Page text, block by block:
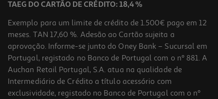
TAEG DO CARTÃO DE CRÉDITO: 18,4 %
Exemplo para um limite de crédito de 1.500€ pago em 12
meses. TAN 17,60 %. Adesão ao Cartão sujeita a
aprovação. Informe-se junto do Oney Bank – Sucursal em
Portugal, registado no Banco de Portugal com o nº 881. A
Auchan Retail Portugal, S.A. atua na qualidade de
Intermediário de Crédito a título acessório com
exclusividade, registado no Banco de Portugal com o nº